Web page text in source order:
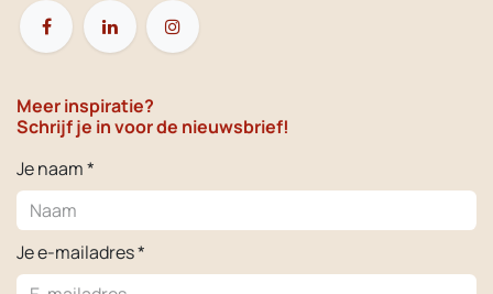
Meer inspiratie?
Schrijf je in voor de nieuwsbrief!
Je naam *
Je e-mailadres *